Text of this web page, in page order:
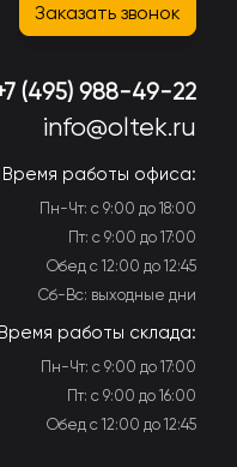
Заказать звонок
(495) 988-49-22
info@oltek.ru
Время работы офиса:
Пн-Чт: с 9:00 до 18:00
Пт: с 9:00 до 17:00
Обед с 12:00 до 12:45
Сб-Вс: выходные дни
Время работы склада:
Пн-Чт: с 9:00 до 17:00
Пт: с 9:00 до 16:00
Обед с 12:00 до 12:45